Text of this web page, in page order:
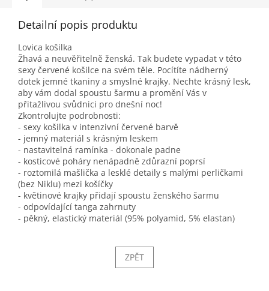
Detailní popis produktu
Lovica košilka
Žhavá a neuvěřitelně ženská. Tak budete vypadat v této
sexy červené košilce na svém těle. Pocítíte nádherný
dotek jemné tkaniny a smyslné krajky. Nechte krásný lesk,
aby vám dodal spoustu šarmu a promění Vás v
přitažlivou svůdnici pro dnešní noc!
Zkontrolujte podrobnosti:
- sexy košilka v intenzivní červené barvě
- jemný materiál s krásným leskem
- nastavitelná ramínka - dokonale padne
- kosticové poháry nenápadně zdůrazní poprsí
- roztomilá mašlička a lesklé detaily s malými perličkami
(bez Niklu) mezi košíčky
- květinové krajky přidají spoustu ženského šarmu
- odpovídající tanga zahrnuty
- pěkný, elastický materiál (95% polyamid, 5% elastan)
ZPĚT